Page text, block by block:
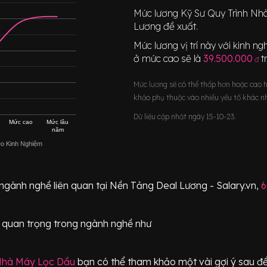
Kinh Nghiệm
Mức cao
Mức lâu
năm
Mức lương Kỹ Sư Quy Trình
Lương đề xuất.
Mức lương vị trí này với kinh
ở mức cao sẽ là 39.500.000 đ
Mức lương sẽ có thể thấp hơn hoặc
khảo phụ thuộc vào nhiều yếu tố khác
Dữ liệu cập nhật ngày 15-10-23.
nghề liên quan tại Nền Tảng Deal Lương - Salary.vn,
quan trọng trong ngành nghề như
Máy Lọc Dầu bạn có thể tham khảo một vài gợi ý sau